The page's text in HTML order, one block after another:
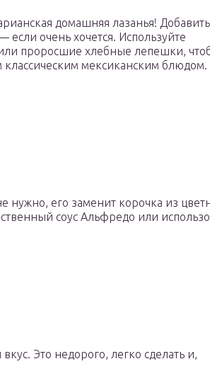
домашняя лазанья!
очень хочется. Используйте
проросшие хлебные лепешки,
классическим мексиканским блюдом.
нужно, его заменит корочка из
соус Альфредо или
Это недорого, легко сделать и,